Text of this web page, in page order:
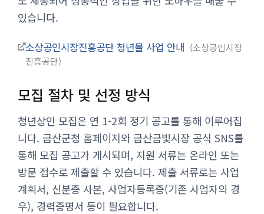
있습니다.
소상공인시장진흥공단 청년몰 사업 안내
소상공인시장
진흥공단
모집 절차 및 선정 방식
청년상인 모집은 연 1-2회 정기 공고를 통해 이루어집
니다. 금산군청 홈페이지와 금산금빛시장 공식 SNS를
통해 모집 공고가 게시되며, 지원 서류는 온라인 또는
방문 접수로 제출할 수 있습니다. 제출 서류로는 사업
계획서, 신분증 사본, 사업자등록증(기존 사업자의 경
우), 경력증명서 등이 필요합니다.